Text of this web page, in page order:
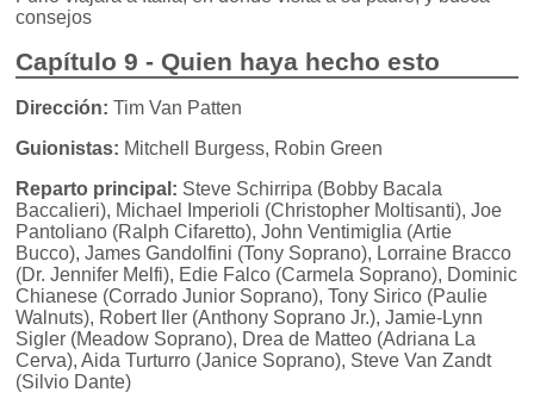
consejos
Capítulo 9 - Quien haya hecho esto
Dirección: Tim Van Patten
Guionistas: Mitchell Burgess, Robin Green
Reparto principal: Steve Schirripa (Bobby Bacala
Baccalieri), Michael Imperioli (Christopher Moltisanti), Joe
Pantoliano (Ralph Cifaretto), John Ventimiglia (Artie
Bucco), James Gandolfini (Tony Soprano), Lorraine Bracco
(Dr. Jennifer Melfi), Edie Falco (Carmela Soprano), Dominic
Chianese (Corrado Junior Soprano), Tony Sirico (Paulie
Walnuts), Robert Iler (Anthony Soprano Jr.), Jamie-Lynn
Sigler (Meadow Soprano), Drea de Matteo (Adriana La
Cerva), Aida Turturro (Janice Soprano), Steve Van Zandt
(Silvio Dante)